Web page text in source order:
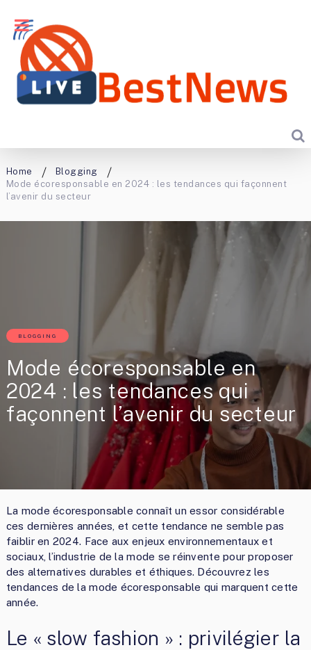
Home
Blogging
Mode écoresponsable en 2024 : les tendances qui façonnent
l’avenir du secteur
BLOGGING
Mode écoresponsable en
2024 : les tendances qui
façonnent l’avenir du secteur
La mode écoresponsable connaît un essor considérable
ces dernières années, et cette tendance ne semble pas
faiblir en 2024. Face aux enjeux environnementaux et
sociaux, l’industrie de la mode se réinvente pour proposer
des alternatives durables et éthiques. Découvrez les
tendances de la mode écoresponsable qui marquent cette
année.
Le « slow fashion » : privilégier la